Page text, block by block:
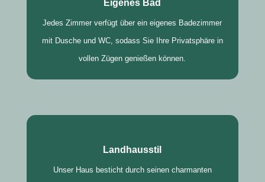
Eigenes Bad
Jedes Zimmer verfügt über ein eigenes Badezimmer
mit Dusche und WC, sodass Sie Ihre Privatsphäre in
vollen Zügen genießen können.
Landhausstil
Unser Haus besticht durch seinen charmanten